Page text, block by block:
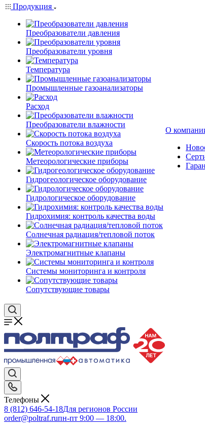
Продукция
Преобразователи давления
Преобразователи уровня
Температура
Промышленные газоанализаторы
Расход
Преобразователи влажности
Скорость потока воздуха
Метеорологические приборы
Гидрогеологическое оборудование
Гидрологическое оборудование
Гидрохимия: контроль качества воды
Солнечная радиация/тепловой поток
Электромагнитные клапаны
Системы мониторинга и контроля
Сопутствующие товары
О
Телефоны
8 (812) 646-54-18Для регионов России
order@poltraf.ruпн-пт 9:00 — 18:00.